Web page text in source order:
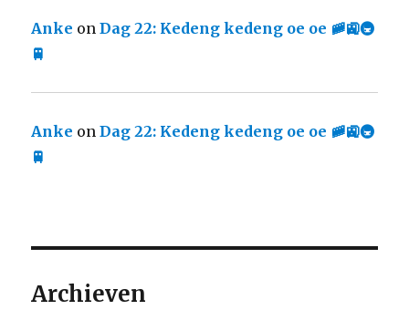
Anke onDag 22: Kedeng kedeng oe oe 🚞🚉🚇
🚆
Anke onDag 22: Kedeng kedeng oe oe 🚞🚉🚇
🚆
Archieven